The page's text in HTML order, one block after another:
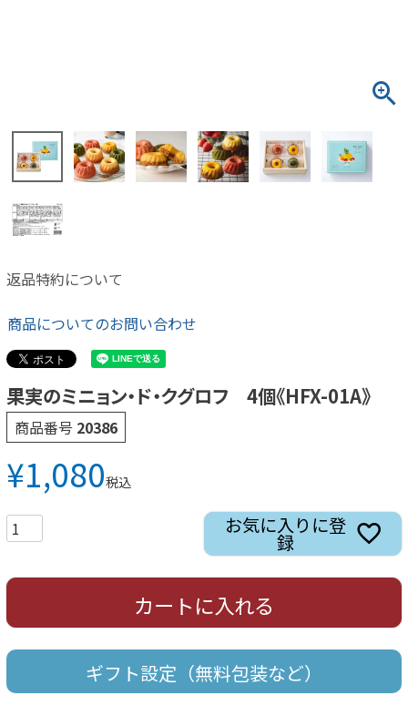
返品特約について
商品についてのお問い合わせ
果実のミニョン・ド・クグロフ 4個《HFX-01A》
商品番号 20386
¥1,080税込
お気に入りに登
録
カートに入れる
ギフト設定（無料包装など）